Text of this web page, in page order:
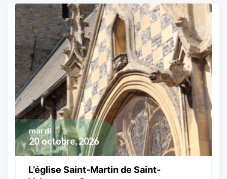
20 octobre, 2026
mardi
L’église Saint-Martin de Saint-